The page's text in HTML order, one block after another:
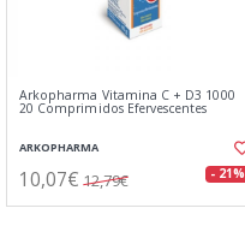
Arkopharma Vitamina C + D3 1000
20 Comprimidos Efervescentes
ARKOPHARMA
10,07€ 12,79€ - 21%